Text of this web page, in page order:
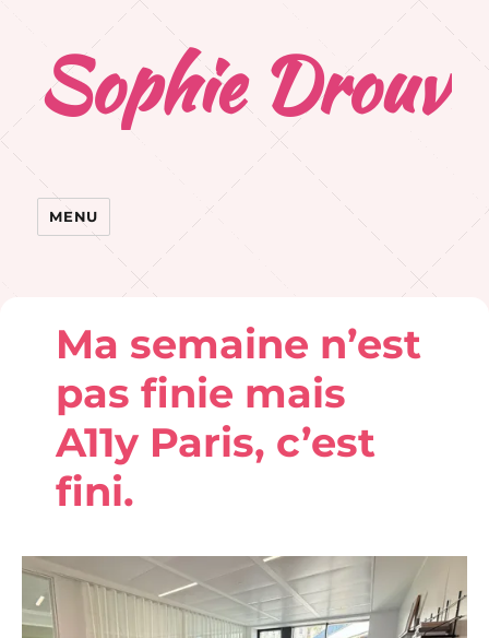
Sophie
MENU
Ma semaine n’est
pas finie mais
A11y Paris, c’est
fini.